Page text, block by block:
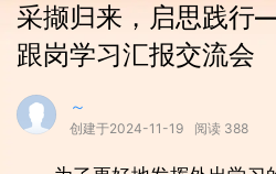
采撷归来，启思践
跟岗学习汇报交流会
～
创建于2024-11-19 阅读 388